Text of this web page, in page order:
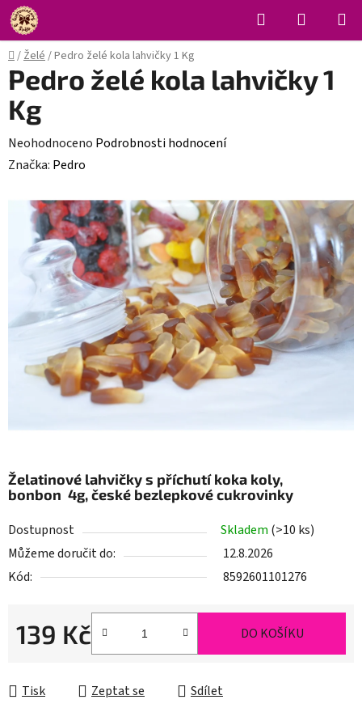
Přejít
na
obsah
Hledat
KOŠÍK
Domů
/Želé/Pedro želé kola lahvičky 1 Kg
Želatinové lahvičky s příchutí koka koly,
bonbon 4g, české bezlepkové cukrovinky
Dostupnost
Skladem (>10 ks)
Můžeme doručit do:
12.8.2026
Kód:
8592601101276
139 Kč DO KOŠÍKU
Tisk Zeptat se Sdílet
Pedro želé kola lahvičky 1
Kg
Průměrné
hodnocení
hvězdiček.
Neohodnoceno Podrobnosti hodnocení
Značka: Pedro